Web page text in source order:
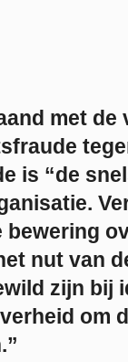
met de
is “de
.
bewering
nut van
zijn bij
om